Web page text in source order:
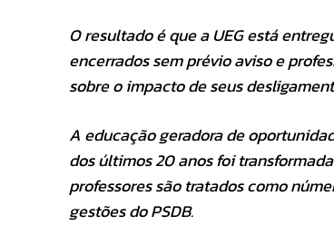
O resultado é que a UEG está
encerrados sem prévio aviso e
sobre o impacto de seus
A educação geradora de
dos últimos 20 anos foi
professores são tratados como
gestões do PSDB.